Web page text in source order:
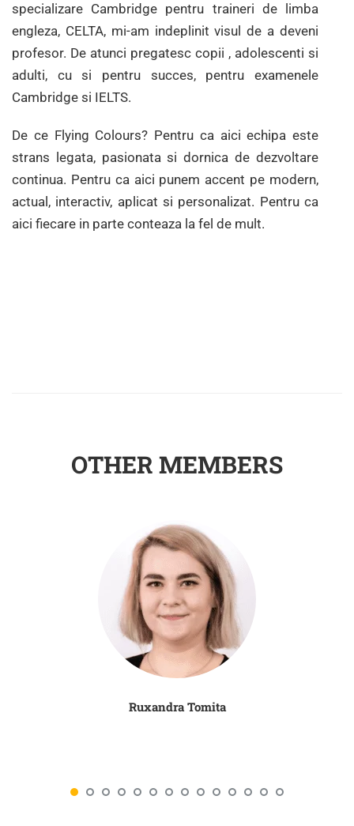
specializare Cambridge pentru traineri de limba
engleza, CELTA, mi-am indeplinit visul de a deveni
profesor. De atunci pregatesc copii , adolescenti si
adulti, cu si pentru succes, pentru examenele
Cambridge si IELTS.
De ce Flying Colours? Pentru ca aici echipa este
strans legata, pasionata si dornica de dezvoltare
continua. Pentru ca aici punem accent pe modern,
actual, interactiv, aplicat si personalizat. Pentru ca
aici fiecare in parte conteaza la fel de mult.
OTHER MEMBERS
Ruxandra Tomita